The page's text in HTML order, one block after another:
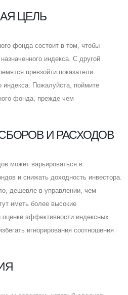
ЦЕЛЬ
фонда состоит в том, чтобы
индекса. C другой
превзойти показатели
индекса. Пожалуйста, поймите
фонда, прежде чем
И РАСХОДОВ
может варьироваться в
и снижать доходность инвестора.
дешевле в управлении, чем
иметь более высокие
эффективности индексных
игнорирования соотношения